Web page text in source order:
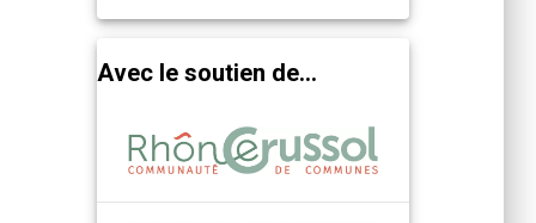
Avec le soutien de...